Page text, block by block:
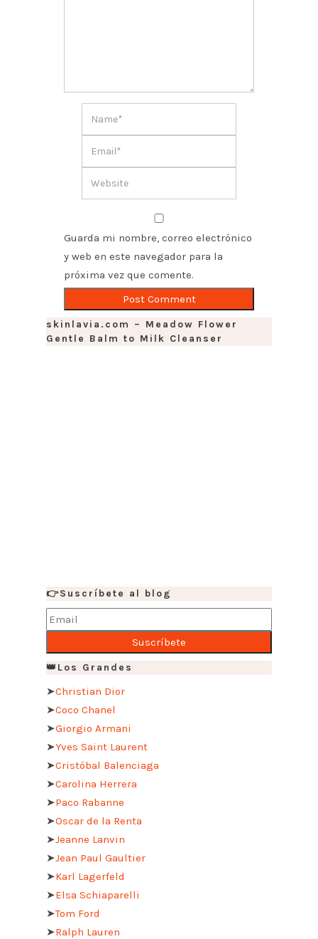
Guarda mi nombre, correo electrónico
y web en este navegador para la
próxima vez que comente.
skinlavia.com – Meadow Flower
Gentle Balm to Milk Cleanser
👉Suscríbete al blog
👑Los Grandes
➤Christian Dior
➤Coco Chanel
➤Giorgio Armani
➤Yves Saint Laurent
➤Cristóbal Balenciaga
➤Carolina Herrera
➤Paco Rabanne
➤Oscar de la Renta
➤Jeanne Lanvin
➤Jean Paul Gaultier
➤Karl Lagerfeld
➤Elsa Schiaparelli
➤Tom Ford
➤Ralph Lauren